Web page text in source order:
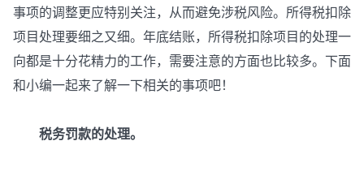
事项的调整更应特别关注，从而避免涉税风险。所得税扣除
项目处理要细之又细。年底结账，所得税扣除项目的处理一
向都是十分花精力的工作，需要注意的方面也比较多。下面
和小编一起来了解一下相关的事项吧！
税务罚款的处理。